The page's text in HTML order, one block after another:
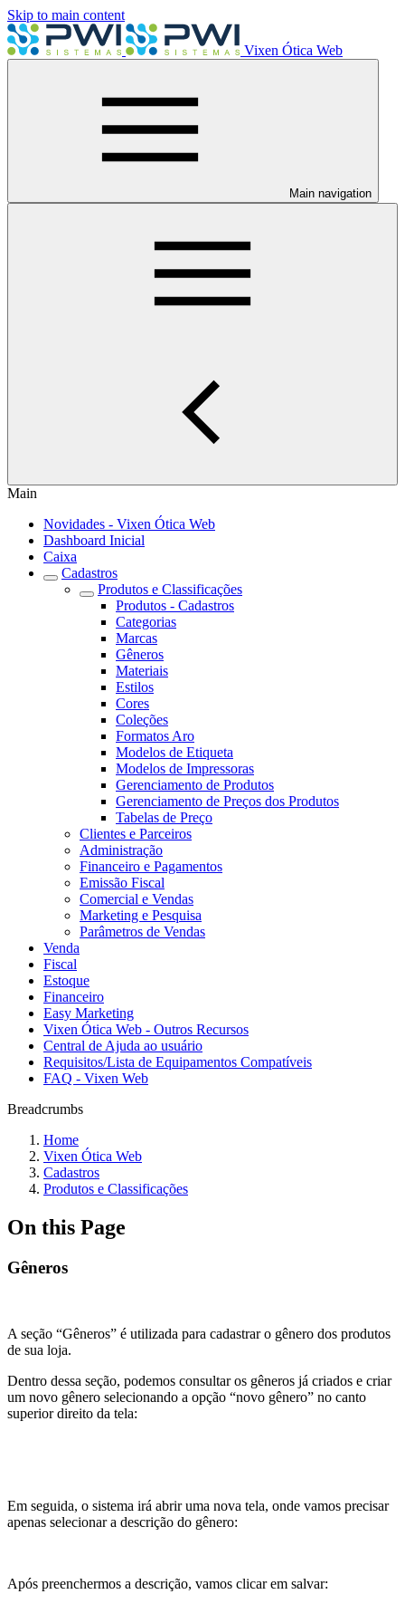
Skip to main content
Vixen Ótica Web
Main navigation
Main
Novidades - Vixen Ótica Web
Dashboard Inicial
Caixa
Cadastros
Produtos e Classificações
Produtos - Cadastros
Categorias
Marcas
Gêneros
Materiais
Estilos
Cores
Coleções
Formatos Aro
Modelos de Etiqueta
Modelos de Impressoras
Gerenciamento de Produtos
Gerenciamento de Preços dos Produtos
Tabelas de Preço
Clientes e Parceiros
Administração
Financeiro e Pagamentos
Emissão Fiscal
Comercial e Vendas
Marketing e Pesquisa
Parâmetros de Vendas
Venda
Fiscal
Estoque
Financeiro
Easy Marketing
Vixen Ótica Web - Outros Recursos
Central de Ajuda ao usuário
Requisitos/Lista de Equipamentos Compatíveis
FAQ - Vixen Web
Breadcrumbs
Home
Vixen Ótica Web
Cadastros
Produtos e Classificações
On this Page
Gêneros
A seção “Gêneros” é utilizada para cadastrar o gênero dos produtos
de sua loja.
Dentro dessa seção, podemos consultar os gêneros já criados e criar
um novo gênero selecionando a opção “novo gênero” no canto
superior direito da tela:
Em seguida, o sistema irá abrir uma nova tela, onde vamos precisar
apenas selecionar a descrição do gênero:
Após preenchermos a descrição, vamos clicar em salvar: